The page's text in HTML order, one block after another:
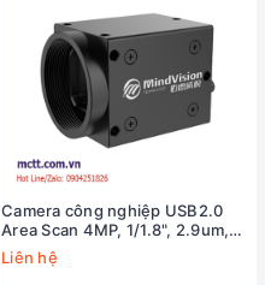
Camera công nghiệp USB2.0
Area Scan 4MP, 1/1.8", 2.9um,
2688x1520, 9fps MindVision
MV-UBS405C
Liên hệ